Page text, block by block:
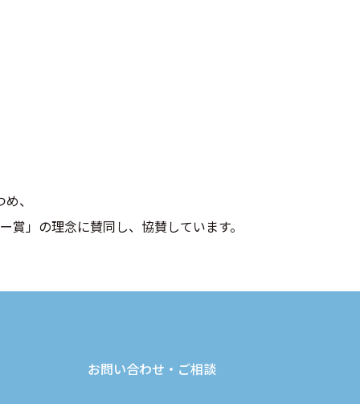
、
」の理念に賛同し、協賛しています。
お問い合わせ・ご相談